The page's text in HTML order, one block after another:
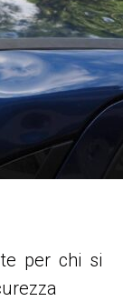
per chi si